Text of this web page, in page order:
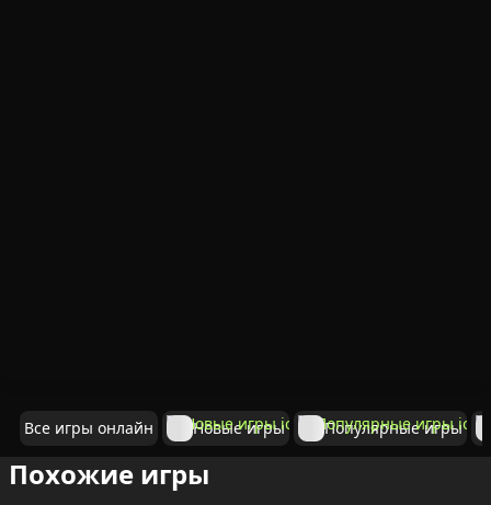
Все игры онлайн Новые игры Популярные игры
Похожие игры